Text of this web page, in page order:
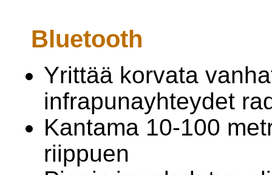
Bluetooth
Yrittää korvata
infrapunayhteydet
Kantama 10-100
riippuen